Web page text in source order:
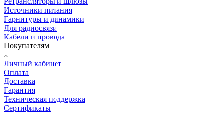
Источники питания
Гарнитуры и динамики
Для радиосвязи
Кабели и провода
Покупателям
Личный кабинет
Оплата
Доставка
Гарантия
Техническая поддержка
Сертификаты